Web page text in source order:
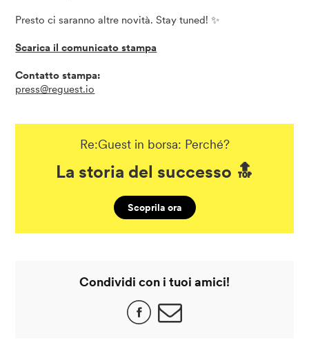
Presto ci saranno altre novità. Stay tuned! ✨
Scarica il comunicato stampa
Contatto stampa:
press@reguest.io
Re:Guest in borsa: Perché?
La storia del successo 🔝
Scoprila ora
Condividi con i tuoi amici!